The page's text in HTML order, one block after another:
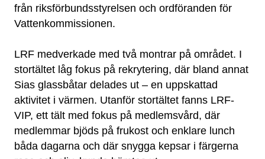
från riksförbundsstyrelsen och ordföranden för
Vattenkommissionen.
LRF medverkade med två montrar på området. I
stortältet låg fokus på rekrytering, där bland annat
Sias glassbåtar delades ut – en uppskattad
aktivitet i värmen. Utanför stortältet fanns LRF-
VIP, ett tält med fokus på medlemsvård, där
medlemmar bjöds på frukost och enklare lunch
båda dagarna och där snygga kepsar i färgerna